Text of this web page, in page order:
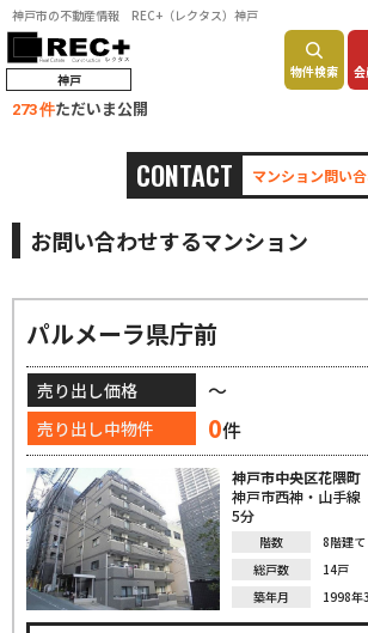
神戸市の不動産情報 REC+（レクタス）神戸
神戸 物件検索
273 件ただいま公開
CONTACT マンション問い
お問い合わせするマンション
パルメーラ県庁前
売り出し価格 ～
売り出し中物件 0件
神戸市中央区花隈町
神戸市西神・山手
5分
階数
8階建て
総戸数
14戸
築年月
1998年